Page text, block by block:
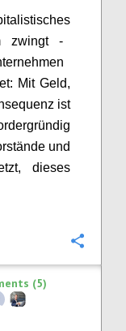
s
zwingt-
: Mit Geld,
ist
und
dieses
(5)